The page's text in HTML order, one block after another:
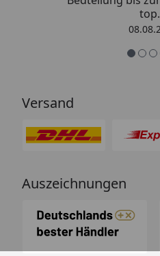
Versand
Auszeichnungen